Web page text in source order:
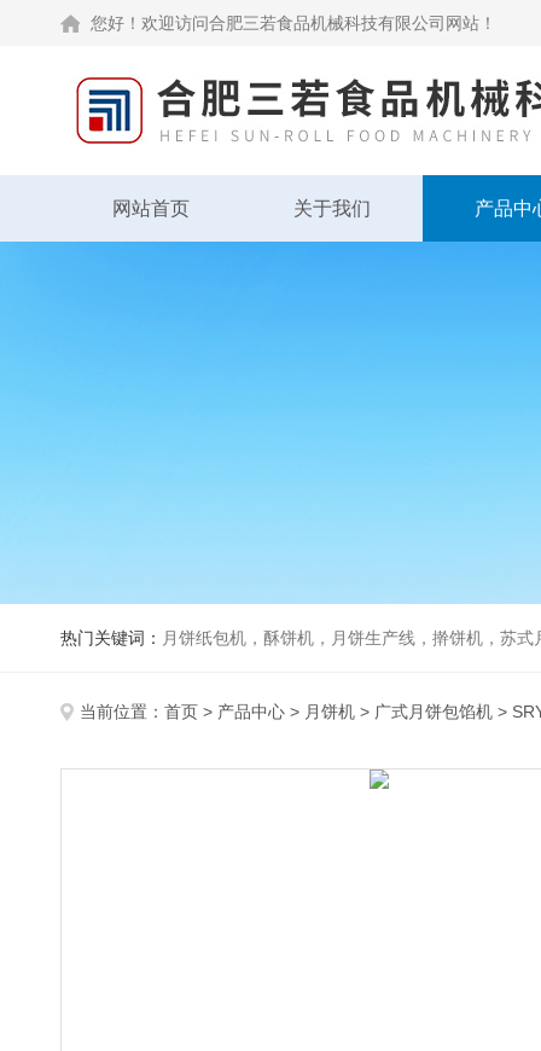
您好！欢迎访问合肥三若食品机械科技有限公司网站！
网站首页 关于我们 产品中
热门关键词： 月饼纸包机，酥饼机，月饼生产线，擀饼机，苏式月饼机，
当前位置： 首页 > 产品中心 > 月饼机 > 广式月饼包馅机 >